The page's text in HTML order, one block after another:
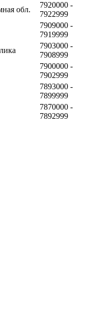
обл.
7920000 -
7922999
7909000 -
7919999
7903000 -
7908999
7900000 -
7902999
7893000 -
7899999
7870000 -
7892999